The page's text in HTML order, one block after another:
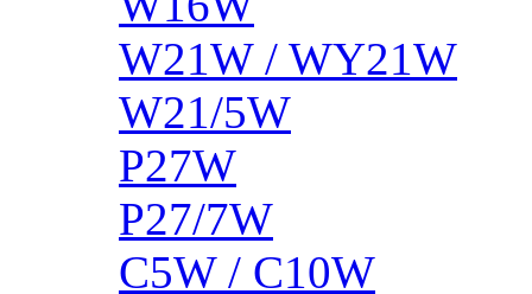
W21W / WY21W
W21/5W
P27W
P27/7W
C5W / C10W